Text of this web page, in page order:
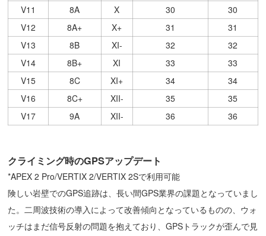
V11 8A X 30
30
V12
8A+ X+ 31
31
V13
8B XI- 32
32
V14
8B+ XI 33
33
V15
8C XI+ 34
34
V16
8C+ XII- 35
35
V17
9A XII- 36 36
クライミング時のGPSアップデート
*APEX 2 Pro/VERTIX 2/VERTIX 2Sで利用可能
険しい岩壁でのGPS追跡は、長い間GPS業界の課題となっていまし
た。二周波技術の導入によって改善傾向となっているものの、ウォ
ッチはまだ信号反射の問題を抱えており、GPSトラックが歪んで見